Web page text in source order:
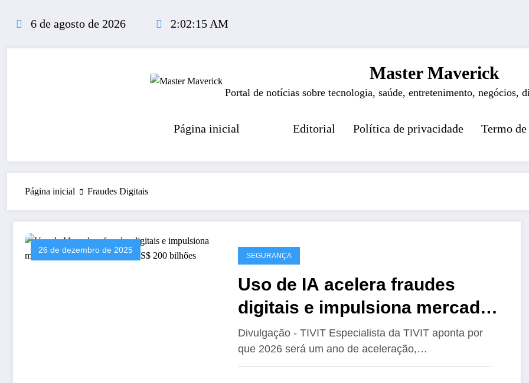
conteúdo
6 de agosto de 2026 2:02:15 AM
Master Maverick
Portal de notícias sobre tecnologia, saúde, entretenimento, negócios,
Página inicial Editorial Política de privacidade Termo
Página inicial Fraudes Digitais
26 de dezembro de 2025
SEGURANÇA
Uso de IA acelera fraudes
digitais e impulsiona mercado
global para mais de US$ 200
bilhões
Divulgação - TIVIT Especialista da TIVIT aponta por
que 2026 será um ano de aceleração,…